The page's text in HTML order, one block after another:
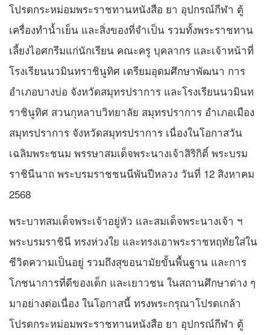
โปรดกระหม่อมพระราชทานหนังสือ ยา อุปกรณ์กีฬา ตู้
เครื่องทำน้ำเย็น และสิ่งของที่จำเป็น รวมทั้งพระราชทาน
เลี้ยงไอศกรีมแก่นักเรียน คณะครู บุคลากร และเจ้าหน้าที่
โรงเรียนนวมินทราชินูทิศ เตรียมอุดมศึกษาพัฒนา การ
อำเภอบางบ่อ จังหวัดสมุทรปราการ และโรงเรียนนวมินท
ราชินูทิศ สวนกุหลาบวิทยาลัย สมุทรปราการ อำเภอเมือง
สมุทรปราการ จังหวัดสมุทรปราการ เนื่องในโอกาสวัน
เฉลิมพระชนม พรรษาสมเด็จพระนางเจ้าสิริกิติ์ พระบรม
ราชินีนาถ พระบรมราชชนนีพันปีหลวง วันที่ 12 สิงหาคม
2568
พระบาทสมเด็จพระเจ้าอยู่หัว และสมเด็จพระนางเจ้า ฯ
พระบรมราชินี ทรงห่วงใย และทรงเอาพระราชหฤทัยใส่ใน
ชีวิตความเป็นอยู่ รวมถึงสุขอนามัยขั้นพื้นฐาน และการ
โภชนาการที่ดีของเด็ก และเยาวชน ในสถานศึกษาต่าง ๆ
มาอย่างต่อเนื่อง ในโอกาสนี้ ทรงพระกรุณาโปรดเกล้า
โปรดกระหม่อมพระราชทานหนังสือ ยา อุปกรณ์กีฬา ตู้